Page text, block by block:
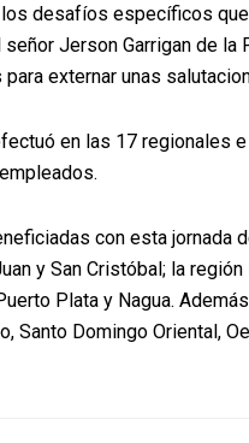
desafíos específicos
Jerson Garrigan de la
externar unas
en las 17 regionales
con esta jornada
y San Cristóbal; la
Plata y Nagua.
Santo Domingo Oriental,